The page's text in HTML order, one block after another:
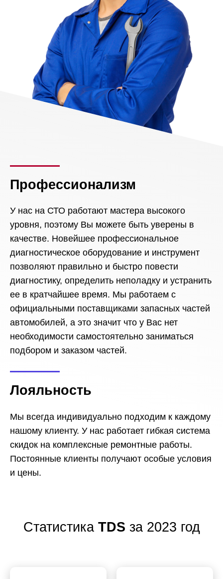
Профессионализм
У нас на СТО работают мастера высокого
уровня, поэтому Вы можете быть уверены в
качестве. Новейшее профессиональное
диагностическое оборудование и инструмент
позволяют правильно и быстро повести
диагностику, определить неполадку и устранить
ее в кратчайшее время. Мы работаем с
официальными поставщиками запасных частей
автомобилей, а это значит что у Вас нет
необходимости самостоятельно заниматься
подбором и заказом частей.
Лояльность
Мы всегда индивидуально подходим к каждому
нашому клиенту. У нас работает гибкая система
скидок на комплексные ремонтные работы.
Постоянные клиенты получают особые условия
и цены.
Статистика TDS за 2023 год